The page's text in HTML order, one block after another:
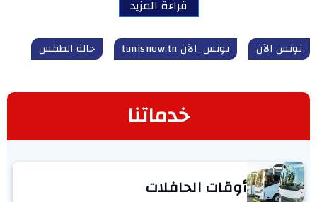
قراءة المزيد
تونس الآن تونس_الآن tunisnow.tn حالة الطقس
خدماتنا
أوقات الحافلات